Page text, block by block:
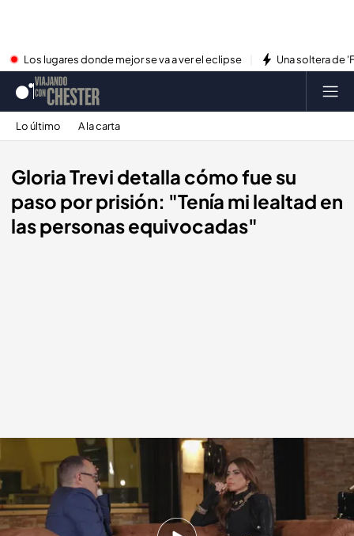
Los lugares donde mejor se va a ver el eclipse Una soltera de
Lo último A la carta
Gloria Trevi detalla cómo fue su
paso por prisión: "Tenía mi lealtad en
las personas equivocadas"
Gloria Trevi detalla cómo fue su paso por prisión: "Tenía mi lealtad en las
personas equivocadas"
Viajando con Chester Yaiza Trapote
01 FEB 2023 - 00:37h.